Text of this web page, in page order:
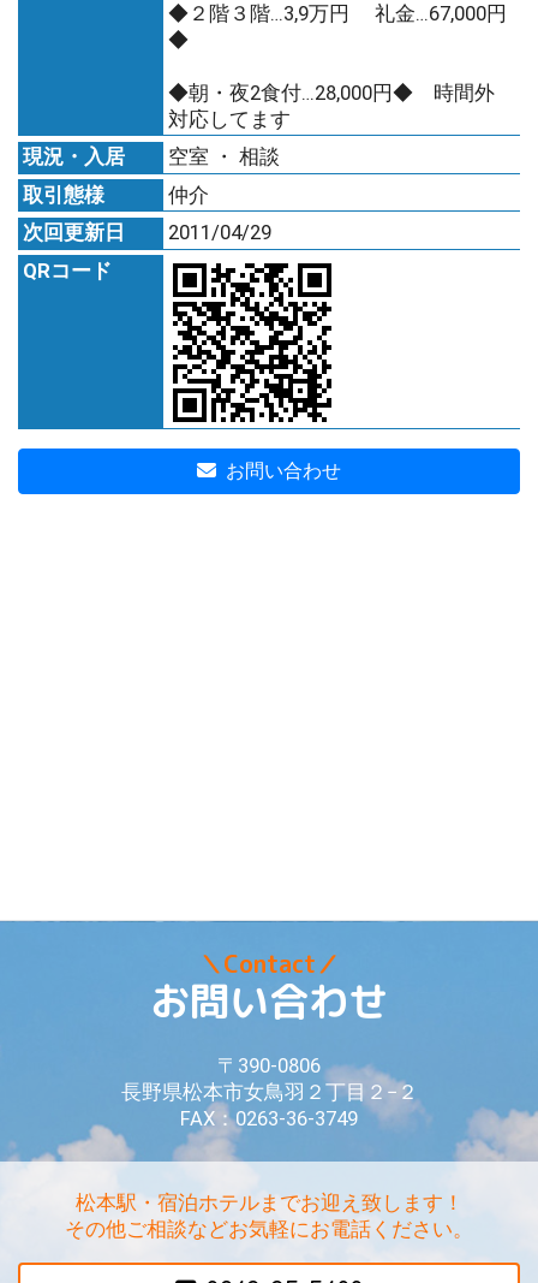
◆２階３階…3,9万円 礼金…67,000円
◆
◆朝・夜2食付…28,000円◆ 時間外
対応してます
現況・入居
空室 ・ 相談
取引態様
仲介
次回更新日
2011/04/29
QRコード
お問い合わせ
＼Contact／
お問い合わせ
〒390-0806
長野県松本市女鳥羽２丁目２−２
FAX：0263-36-3749
松本駅・宿泊ホテルまでお迎え致します！
その他ご相談などお気軽にお電話ください。